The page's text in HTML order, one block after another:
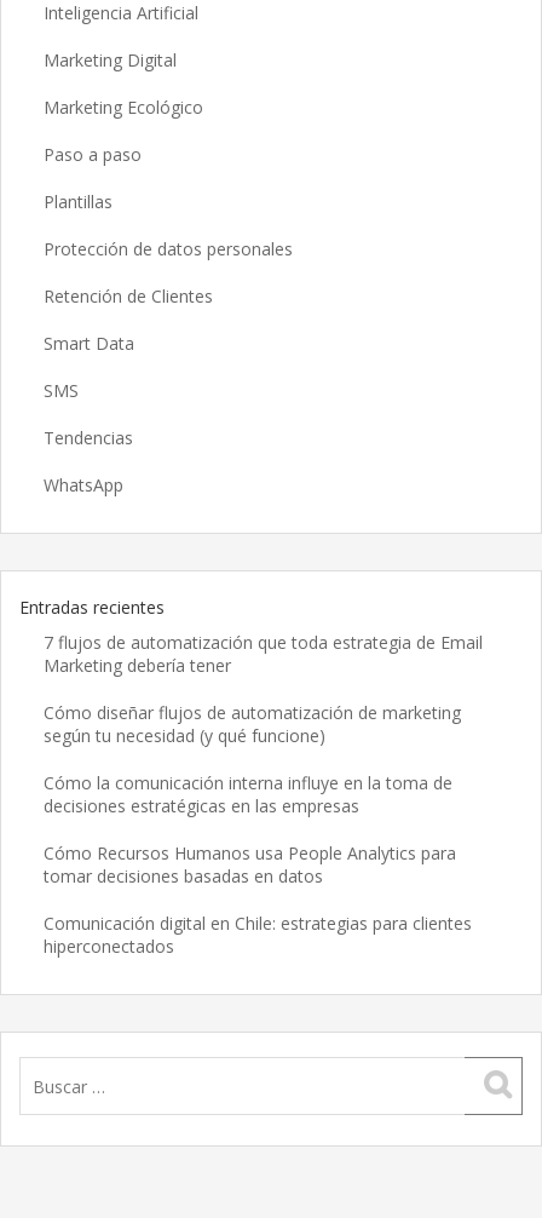
Inteligencia Artificial
Marketing Digital
Marketing Ecológico
Paso a paso
Plantillas
Protección de datos personales
Retención de Clientes
Smart Data
SMS
Tendencias
WhatsApp
Entradas recientes
7 flujos de automatización que toda estrategia de Email
Marketing debería tener
Cómo diseñar flujos de automatización de marketing
según tu necesidad (y qué funcione)
Cómo la comunicación interna influye en la toma de
decisiones estratégicas en las empresas
Cómo Recursos Humanos usa People Analytics para
tomar decisiones basadas en datos
Comunicación digital en Chile: estrategias para clientes
hiperconectados